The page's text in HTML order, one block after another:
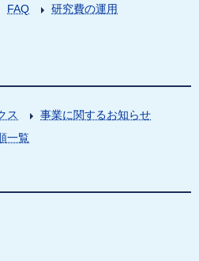
FAQ
研究費の運用
ス
事業に関するお知らせ
一覧